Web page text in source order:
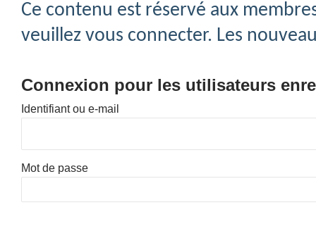
Ce contenu est réservé aux
veuillez vous connecter. Les
Connexion pour les utilisateurs
Identifiant ou e-mail
Mot de passe